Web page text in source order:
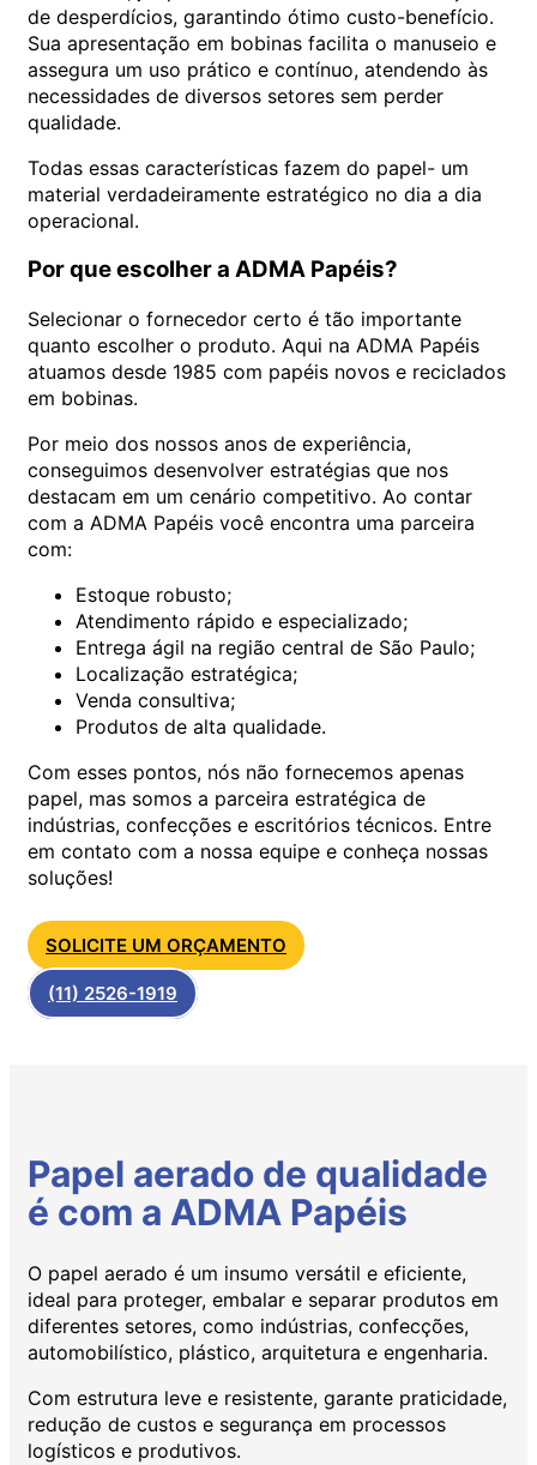
de desperdícios, garantindo ótimo custo-benefício.
Sua apresentação em bobinas facilita o manuseio e
assegura um uso prático e contínuo, atendendo às
necessidades de diversos setores sem perder
qualidade.
Todas essas características fazem do papel- um
material verdadeiramente estratégico no dia a dia
operacional.
Por que escolher a ADMA Papéis?
Selecionar o fornecedor certo é tão importante
quanto escolher o produto. Aqui na ADMA Papéis
atuamos desde 1985 com papéis novos e reciclados
em bobinas.
Por meio dos nossos anos de experiência,
conseguimos desenvolver estratégias que nos
destacam em um cenário competitivo. Ao contar
com a ADMA Papéis você encontra uma parceira
com:
Estoque robusto;
Atendimento rápido e especializado;
Entrega ágil na região central de São Paulo;
Localização estratégica;
Venda consultiva;
Produtos de alta qualidade.
Com esses pontos, nós não fornecemos apenas
papel, mas somos a parceira estratégica de
indústrias, confecções e escritórios técnicos. Entre
em contato com a nossa equipe e conheça nossas
soluções!
SOLICITE UM ORÇAMENTO
(11) 2526-1919
Papel aerado de qualidade
é com a ADMA Papéis
O papel aerado é um insumo versátil e eficiente,
ideal para proteger, embalar e separar produtos em
diferentes setores, como indústrias, confecções,
automobilístico, plástico, arquitetura e engenharia.
Com estrutura leve e resistente, garante praticidade,
redução de custos e segurança em processos
logísticos e produtivos.